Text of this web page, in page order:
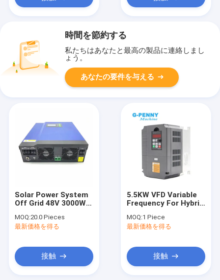
時間を節約する
私たちはあなたと最高の製品に連絡しまし
ょう。
あなたの要件を与える
Solar Power System
Off Grid 48V 3000W
Inverter With 100A
MPPT Solar Charge
MOQ:20.0 Pieces
最新価格を得る
接触
5.5KW VFD Variable
Frequency For Hybrid
Inverters
150*170*223mm
MOQ:1 Piece
最新価格を得る
接触